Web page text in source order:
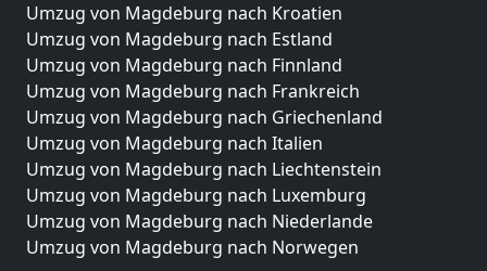
Umzug von Magdeburg nach Kroatien
Umzug von Magdeburg nach Estland
Umzug von Magdeburg nach Finnland
Umzug von Magdeburg nach Frankreich
Umzug von Magdeburg nach Griechenland
Umzug von Magdeburg nach Italien
Umzug von Magdeburg nach Liechtenstein
Umzug von Magdeburg nach Luxemburg
Umzug von Magdeburg nach Niederlande
Umzug von Magdeburg nach Norwegen